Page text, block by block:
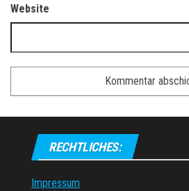
Website
RECHTLICHES:
Impressum